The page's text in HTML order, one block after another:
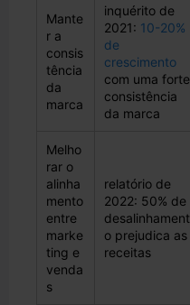
Mante
r a
consis
tência
da
marca
inquérito de
2021: 10-20%
de
crescimento
com uma forte
consistência
da marca
Melho
rar o
alinha
mento
entre
marke
ting e
venda
s
relatório de
2022: 50% de
desalinhament
o prejudica as
receitas